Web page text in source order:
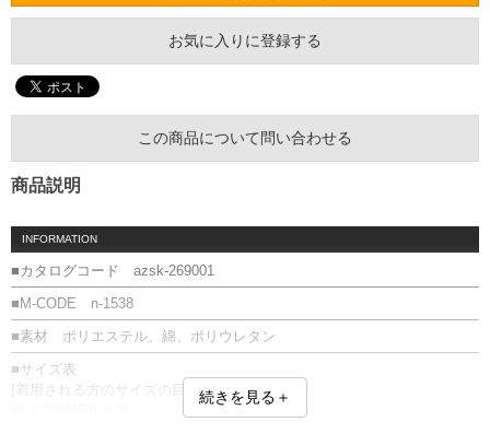
お気に入りに登録する
この商品について問い合わせる
商品説明
INFORMATION
■カタログコード azsk-269001
■M-CODE n-1538
■素材 ポリエステル、綿、ポリウレタン
■サイズ表
[着用される方のサイズの目安]続きを見る＋